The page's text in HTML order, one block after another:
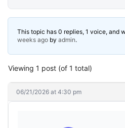
This topic has 0 replies, 1 voice, and
weeks ago by admin.
Viewing 1 post (of 1 total)
06/21/2026 at 4:30 pm